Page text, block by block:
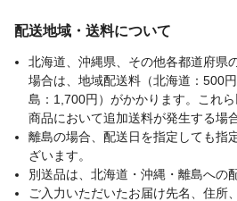
配送地域・送料について
北海道、沖縄県、その他各都道府県
場合は、地域配送料（北海道：500
島：1,700円）がかかります。これ
商品において追加送料が発生する場
離島の場合、配送日を指定しても指
ざいます。
別送品は、北海道・沖縄・離島への
ご入力いただいたお届け先名、住所